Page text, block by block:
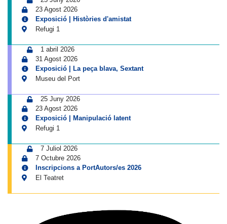
23 Agost 2026
Exposició | Històries d'amistat
Refugi 1
1 abril 2026
31 Agost 2026
Exposició | La peça blava, Sextant
Museu del Port
25 Juny 2026
23 Agost 2026
Exposició | Manipulació latent
Refugi 1
7 Juliol 2026
7 Octubre 2026
Inscripcions a PortAutors/es 2026
El Teatret